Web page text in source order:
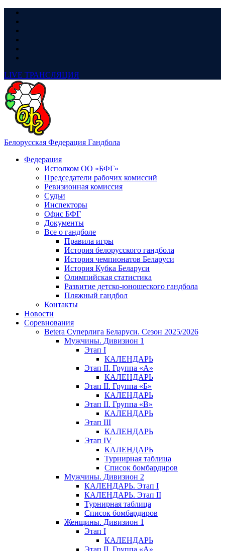
LIVE ТРАНСЛЯЦИЯ
Белорусская Федерация Гандбола
Федерация
Исполком ОО «БФГ»
Председатели рабочих комиссий
Ревизионная комиссия
Судьи
Инспекторы
Офис БФГ
Документы
Все о гандболе
Правила игры
История белорусского гандбола
История чемпионатов Беларуси
История Кубка Беларуси
Олимпийская статистика
Развитие детско-юношеского гандбола
Пляжный гандбол
Контакты
Новости
Соревнования
Betera Суперлига Беларуси. Сезон 2025/2026
Мужчины. Дивизион 1
Этап I
КАЛЕНДАРЬ
Этап II. Группа «А»
КАЛЕНДАРЬ
Этап II. Группа «Б»
КАЛЕНДАРЬ
Этап II. Группа «В»
КАЛЕНДАРЬ
Этап III
КАЛЕНДАРЬ
Этап IV
КАЛЕНДАРЬ
Турнирная таблица
Список бомбардиров
Мужчины. Дивизион 2
КАЛЕНДАРЬ. Этап I
КАЛЕНДАРЬ. Этап II
Турнирная таблица
Список бомбардиров
Женщины. Дивизион 1
Этап I
КАЛЕНДАРЬ
Этап II. Группа «А»